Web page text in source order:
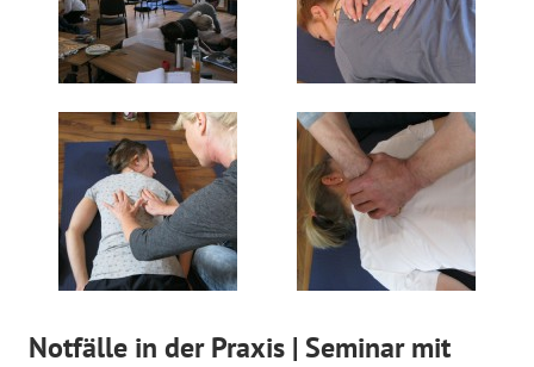
Notfälle in der Praxis | Seminar mit